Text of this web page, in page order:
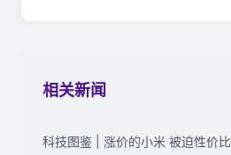
相关新闻
科技图鉴 | 涨价的小米 被迫性价比